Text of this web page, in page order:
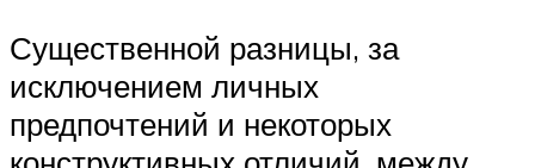
Существенной разницы, за
исключением личных
предпочтений и некоторых